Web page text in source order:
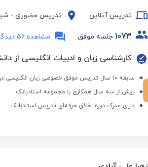
تدریس آنلاین تدریس حضوری -
1073 جلسه موفق مشاهده 56 دیدگاه
کارشناسی زبان و ادبیات انگلیسی از
سابقه 10 سال تدریس موفق خصوصی زبان انگلیسی در شیراز
بیش از سه سال همکاری با مجموعه استادبانک
دارای مدرک دوره اخلاق حرفه‌ای تدریس استادبانک